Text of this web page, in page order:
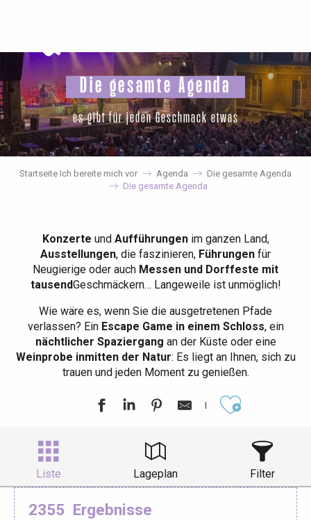
principal
Die gesamte Agenda
es gibt für jeden Geschmack etwas
Startseite Ich bereite mich vor Agenda
Die gesamte Agenda
Die gesamte Agenda
Konzerte und Aufführungenim ganzen Land,
Ausstellungen, die faszinieren, Führungen für
Neugierige oder auch Messen und Dorffeste mit
tausendGeschmäckern… Langeweile ist unmöglich!
Wie wäre es, wenn Sie die ausgetretenen Pfade
verlassen? EinEscape Game in einem Schloss, ein
nächtlicher Spaziergang an der Küste oder eine
Weinprobe inmitten der Natur: Es liegt an Ihnen, sich zu
trauen und jeden Moment zu genießen.
Liste Lageplan Filter
2355 Ergebnisse